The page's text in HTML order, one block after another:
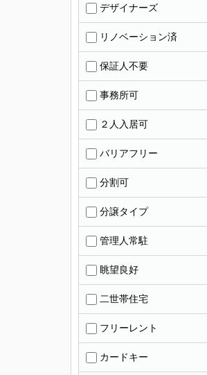
デザイナーズ
リノベーション済
保証人不要
事務所可
２人入居可
バリアフリー
分割可
分譲タイプ
管理人常駐
眺望良好
二世帯住宅
フリーレント
カードキー